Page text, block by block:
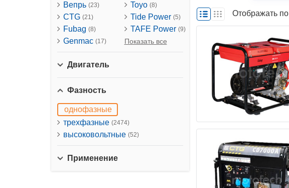
Вепрь (23)
CTG (21)
Fubag (8)
Genmac (17)
Toyo (8)
Tide Power (5)
TAFE Power (9)
Показать все
Двигатель
Фазность
однофазные
трехфазные (2474)
высоковольтные (52)
Применение
Отображать по